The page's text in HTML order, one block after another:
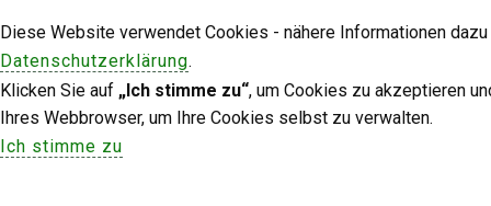
Diese Website verwendet Cookies - nähere Informationen
Datenschutzerklärung.
Klicken Sie auf „Ich stimme zu“, um Cookies zu akzeptieren
Ihres Webbrowser, um Ihre Cookies selbst zu verwalten.
Ich stimme zu